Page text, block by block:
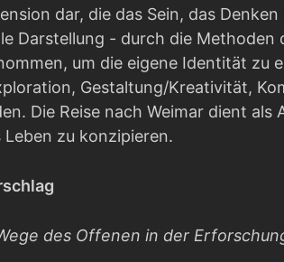
dar, die das Sein, das
Darstellung - durch die
um die eigene Identität
Gestaltung/Kreativität,
Die Reise nach Weimar dient
zu konzipieren.
des Offenen in der